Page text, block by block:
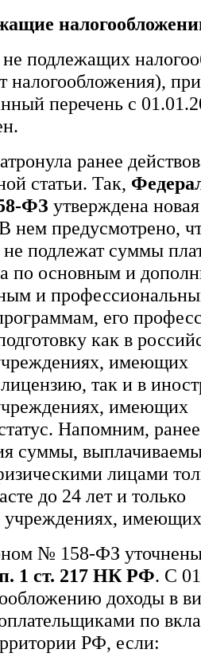
не подлежащих
налогообложения),
перечень с
ранее
статьи. Так,
утверждена
нем предусмотрено,
подлежат суммы
по основным и
и
его
как в
имеющих
так и в
имеющих
Напомним,
суммы,
лицами
до 24 лет и только
учреждениях,
№ 158‑ФЗ
1 ст. 217 НК РФ. С
доходы в
по
РФ, если: